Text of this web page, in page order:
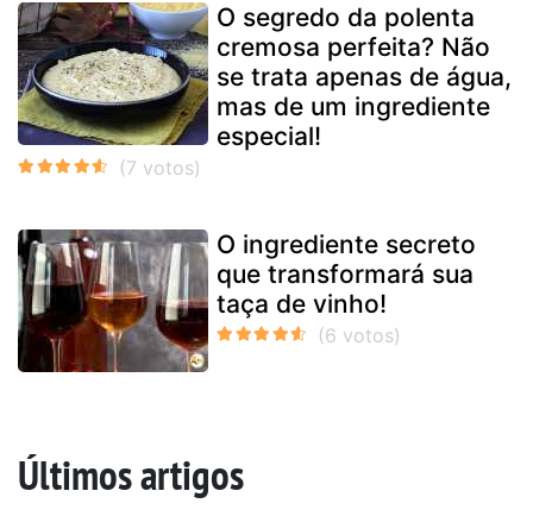
O segredo da polenta
cremosa perfeita? Não
se trata apenas de água,
mas de um ingrediente
especial!
O ingrediente secreto
que transformará sua
taça de vinho!
Últimos artigos